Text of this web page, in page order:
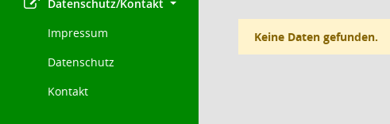
Datenschutz/Kontakt
Impressum
Datenschutz
Kontakt
Keine Daten gefunden.